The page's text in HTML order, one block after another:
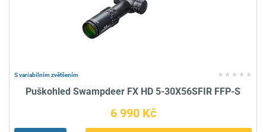
S variabilním zvětšením
Puškohled Swampdeer FX HD 5-30X56SFIR FFP-S
6 990 Kč